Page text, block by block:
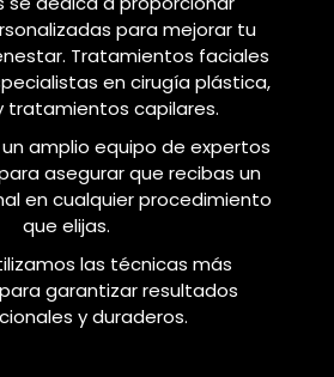
para mejorar tu
Tratamientos faciales
en cirugía plástica,
tratamientos capilares.
amplio equipo de expertos
asegurar que recibas un
en cualquier procedimiento
que elijas.
las técnicas más
garantizar resultados
y duraderos.